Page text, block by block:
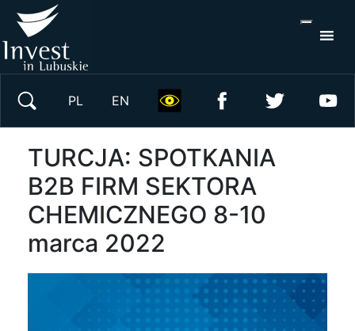
PL EN
TURCJA: SPOTKANIA
B2B FIRM SEKTORA
CHEMICZNEGO 8-10
marca 2022
Wyszukaj w serwisie